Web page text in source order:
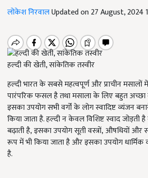
लोकेश निरवालUpdated on 27 August, 2024
हल्दी की खेती, सांकेतिक तस्वीर
हल्दी भारत के सबसे महत्वपूर्ण और प्राचीन
पारंपरिक फसल है तथा मसाला के लिए बहुत अच्छा
इसका उपयोग सभी वर्गों के लोग स्वादिष्ट व्यंजन
किया जाता है. हल्दी न केवल विशिष्ट स्वाद जोड़ती
बढ़ाती है, इसका उपयोग सूती वस्त्रों, औषधियों और
रूप में भी किया जाता है और इसका उपयोग धार्मिक
है.